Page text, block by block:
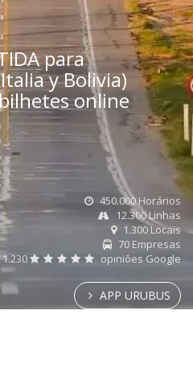
para
y Bolivia)
online
450.000 Horários
12.300 Linhas
1.300 Locais
70 Empresas
1.230
opiniões Google
APP URUBUS